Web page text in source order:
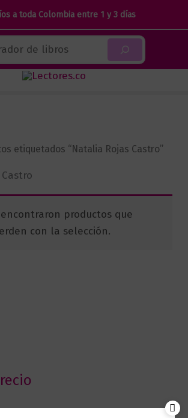
a toda Colombia entre 1 y 3 días
etiquetados “Natalia Rojas Castro”
encontraron productos que
con la selección.